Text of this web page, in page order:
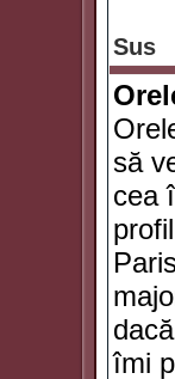
Sus
să
cea
îmi